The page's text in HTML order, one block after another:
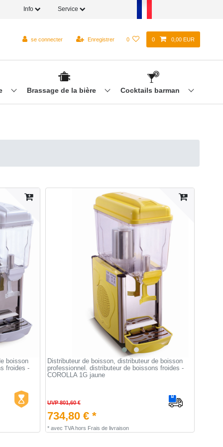
Info Service
se connecter Enregistrer 0 0 0,00 EUR
Brassage de la bière Cocktails barman
boisson
froides -
Distributeur de boisson, distributeur de boisson
professionnel. distributeur de boissons froides -
COROLLA 1G jaune
UVP 801,60 €
734,80 € *
* avec TVAhors Frais de livraison